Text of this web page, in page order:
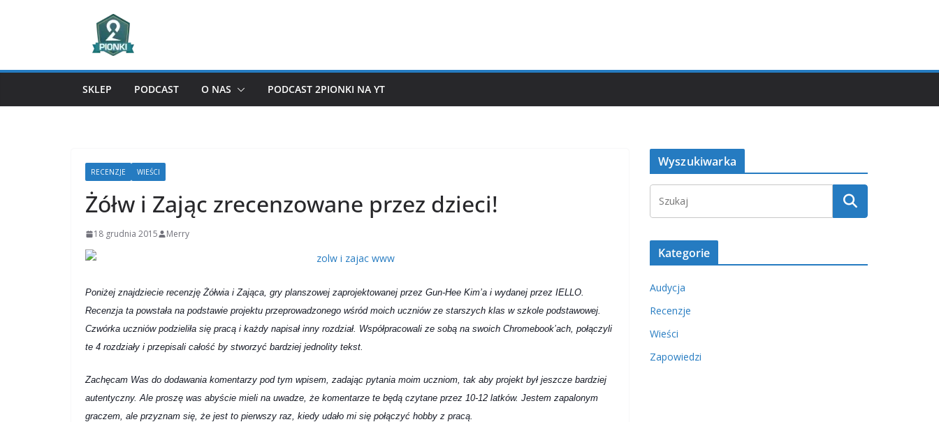
SKLEP PODCAST O NAS PODCAST 2PIONKI NA YT
RECENZJE WIEŚCI
Żółw i Zając zrecenzowane przez dzieci!
18 grudnia 2015 Merry
Poniżej znajdziecie recenzję Żółwia i Zająca, gry planszowej zaprojektowanej przez Gun-Hee Kim’a i wydanej przez IELLO.
Recenzja ta powstała na podstawie projektu przeprowadzonego wśród moich uczniów ze starszych klas w szkole podstawowej.
Czwórka uczniów podzieliła się pracą i każdy napisał inny rozdział. Współpracowali ze sobą na swoich Chromebook’ach, połączyli
te 4 rozdziały i przepisali całość by stworzyć bardziej jednolity tekst.
Zachęcam Was do dodawania komentarzy pod tym wpisem, zadając pytania moim uczniom, tak aby projekt był jeszcze bardziej
autentyczny. Ale proszę was abyście mieli na uwadze, że komentarze te będą czytane przez 10-12 latków. Jestem zapalonym
graczem, ale przyznam się, że jest to pierwszy raz, kiedy udało mi się połączyć hobby z pracą.
Wyszukiwarka
Kategorie
Audycja
Recenzje
Wieści
Zapowiedzi